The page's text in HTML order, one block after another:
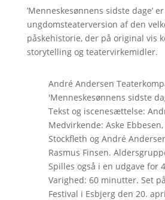
’Menneskesønnens sidste dage’
ungdomsteaterversion af den
påskehistorie, der på original vis
storytelling og teatervirkemidler.
André Andersen
'Menneskesønnens sidste
Tekst og iscenesættelse:
Medvirkende: Aske
Stockfleth og André
Rasmus Finsen.
Spilles også i en udgave for
Varighed: 60 minutter. Set
Festival i Esbjerg den 20.